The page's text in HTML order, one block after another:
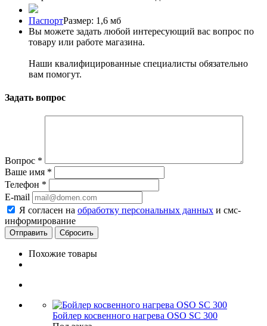
ПаспортРазмер: 1,6 мб
Вы можете задать любой интересующий вас вопрос по
товару или работе магазина.
Наши квалифицированные специалисты обязательно
вам помогут.
Задать вопрос
Вопрос *
Ваше имя *
Телефон *
E-mail
Я согласен на обработку персональных данных и смс-
информирование
Сбросить
Похожие товары
Бойлер косвенного нагрева OSO SC 300